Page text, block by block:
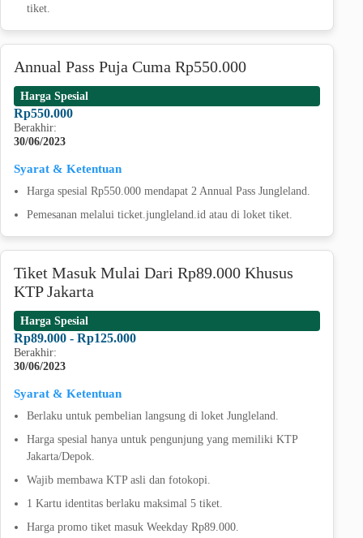
tiket.
Annual Pass Puja Cuma Rp550.000
Harga Spesial
Rp550.000
Berakhir:
30/06/2023
Syarat & Ketentuan
Harga spesial Rp550.000 mendapat 2 Annual Pass Jungleland.
Pemesanan melalui ticket.jungleland.id atau di loket tiket.
Tiket Masuk Mulai Dari Rp89.000 Khusus
KTP Jakarta
Harga Spesial
Rp89.000 - Rp125.000
Berakhir:
30/06/2023
Syarat & Ketentuan
Berlaku untuk pembelian langsung di loket Jungleland.
Harga spesial hanya untuk pengunjung yang memiliki KTP
Jakarta/Depok.
Wajib membawa KTP asli dan fotokopi.
1 Kartu identitas berlaku maksimal 5 tiket.
Harga promo tiket masuk Weekday Rp89.000.